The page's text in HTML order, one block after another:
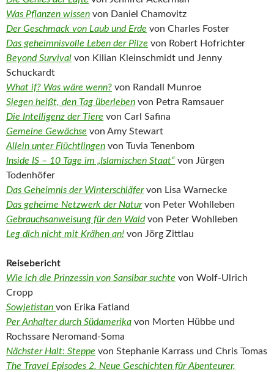
Was Pflanzen wissen von Daniel Chamovitz
Der Geschmack von Laub und Erde von Charles Foster
Das geheimnisvolle Leben der Pilze von Robert Hofrichter
Beyond Survival von Kilian Kleinschmidt und Jenny
Schuckardt
What if? Was wäre wenn? von Randall Munroe
Siegen heißt, den Tag überleben von Petra Ramsauer
Die Intelligenz der Tiere von Carl Safina
Gemeine Gewächse von Amy Stewart
Allein unter Flüchtlingen von Tuvia Tenenbom
Inside IS – 10 Tage im „Islamischen Staat“ von Jürgen
Todenhöfer
Das Geheimnis der Winterschläfervon Lisa Warnecke
Das geheime Netzwerk der Naturvon Peter Wohlleben
Gebrauchsanweisung für den Waldvon Peter Wohlleben
Leg dich nicht mit Krähen an! von Jörg Zittlau
Reisebericht
Wie ich die Prinzessin von Sansibar suchte von Wolf-Ulrich
Cropp
Sowjetistan von Erika Fatland
Per Anhalter durch Südamerika von Morten Hübbe und
Rochssare Neromand-Soma
Nächster Halt: Steppe von Stephanie Karrass und Chris Tomas
The Travel Episodes 2. Neue Geschichten für Abenteurer,